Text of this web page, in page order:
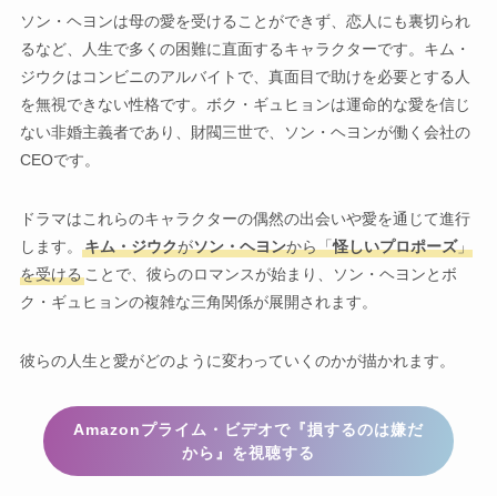
ソン・ヘヨンは母の愛を受けることができず、恋人にも裏切られ
るなど、人生で多くの困難に直面するキャラクターです。キム・
ジウクはコンビニのアルバイトで、真面目で助けを必要とする人
を無視できない性格です。ボク・ギュヒョンは運命的な愛を信じ
ない非婚主義者であり、財閥三世で、ソン・ヘヨンが働く会社の
CEOです。
ドラマはこれらのキャラクターの偶然の出会いや愛を通じて進行
します。
キム・ジウクがソン・ヘヨンから「怪しいプロポーズ」
を受けることで、彼らのロマンスが始まり、ソン・ヘヨンとボ
ク・ギュヒョンの複雑な三角関係が展開されます。
彼らの人生と愛がどのように変わっていくのかが描かれます。
Amazonプライム・ビデオで『損するのは嫌だ
から』を視聴する